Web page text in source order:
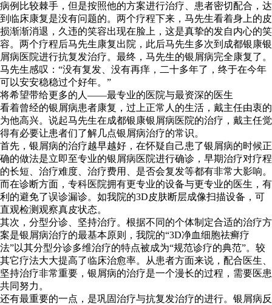
病例比较棘手，但是按照他的方案进行治疗、患者密切配合，达
到临床康复是没有问题的。两个疗程下来，马先生看着身上的皮
损渐渐消退，久违的笑容出现在脸上，这是真挚的发自内心的笑
容。两个疗程后马先生康复出院，此后马先生多次到成都银康银
屑病医院进行抗复发治疗。最终，马先生的银屑病完全康复了。
马先生感叹：“没有复发、没有再痒，二十多年了，终于在今年
可以安安稳稳过个好年。”
将希望带给更多的人——最专业的医院与最资深的医生
看着曾经的银屑病患者康复，过上正常人的生活，戴主任由衷的
为他高兴。说起马先生在成都银康银屑病医院的治疗，戴主任觉
得有必要让患者们了解几点银屑病治疗的常识。
首先，银屑病的治疗越早越好，在怀疑自己患了银屑病的时候正
确的做法是立即至专业的银屑病医院进行确诊，早期治疗对疗程
的长短、治疗难度、治疗费用、是否会复发等都有非常大影响。
而在诊断方面，专科医院拥有更专业的设备与更专业的医生，有
利的避免了误诊漏诊。如我院的3D皮肤断层成像扫描设备，可
直观检测观察真皮状态。
其次，分型分诊、坚持治疗。根据不同的个体制定合适的治疗方
案是银屑病治疗的最基本原则，我院的“3D净血细胞祛癣疗
法”以其分型分诊多维治疗的特点被成为“规范诊疗的典范”。较
其它疗法大大提高了临床治愈率。从患者方面来说，配合医生、
坚持治疗非常重要，银屑病的治疗是一个漫长的过程，需要医患
共同努力。
还有最重要的一点，是巩固治疗与抗复发治疗的进行。银屑病反